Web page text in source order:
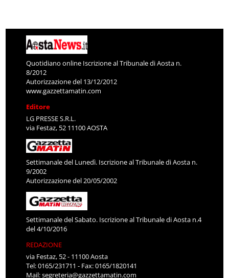
Quotidiano online Iscrizione al Tribunale di Aosta n.
8/2012
Autorizzazione del 13/12/2012
www.gazzettamatin.com
Editore
LG PRESSE S.R.L.
via Festaz, 52 11100 AOSTA
Settimanale del Lunedì. Iscrizione al Tribunale di Aosta n.
9/2002
Autorizzazione del 20/05/2002
Settimanale del Sabato. Iscrizione al Tribunale di Aosta n.4
del 4/10/2016
REDAZIONE
via Festaz, 52 - 11100 Aosta
Tel: 0165/231711 - Fax: 0165/1820141
Mail:segreteria@gazzettamatin.com